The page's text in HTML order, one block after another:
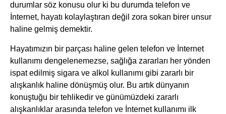
durumlar söz konusu olur ki bu durumda telefon ve
İnternet, hayatı kolaylaştıran değil zora sokan birer unsur
haline gelmiş demektir.
Hayatımızın bir parçası haline gelen telefon ve İnternet
kullanımı dengelenemezse, sağlığa zararları her yönden
ispat edilmiş sigara ve alkol kullanımı gibi zararlı bir
alışkanlık haline dönüşmüş olur. Bu artık dünyanın
konuştuğu bir tehlikedir ve günümüzdeki zararlı
alışkanlıklar arasında telefon ve İnternet kullanımı ilk